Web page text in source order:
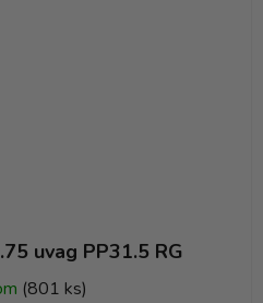
uvag PP31.5 RG
(801 ks)